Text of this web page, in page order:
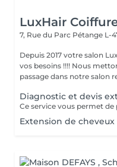
LuxHair
7, Rue du Parc Pétange L-
Depuis 2017 votre salon
vos besoins !!!! Nous mettons tout en oeuvre pour que votre
passage dans notre salon
Diagnostic et devis
Extension de cheveux